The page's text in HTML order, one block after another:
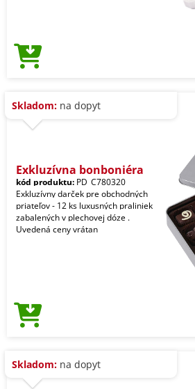
Skladom: na dopyt
Exkluzívna bonboniéra
kód produktu: PD_C780320
Exkluzívny darček pre obchodných
priateľov - 12 ks luxusných praliniek
zabalených v plechovej dóze .
Uvedená ceny vrátan
Skladom: na dopyt